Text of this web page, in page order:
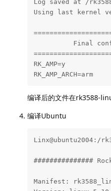
Manifest:
Log colors:
Log saved at /
Final
RK_AMP=y